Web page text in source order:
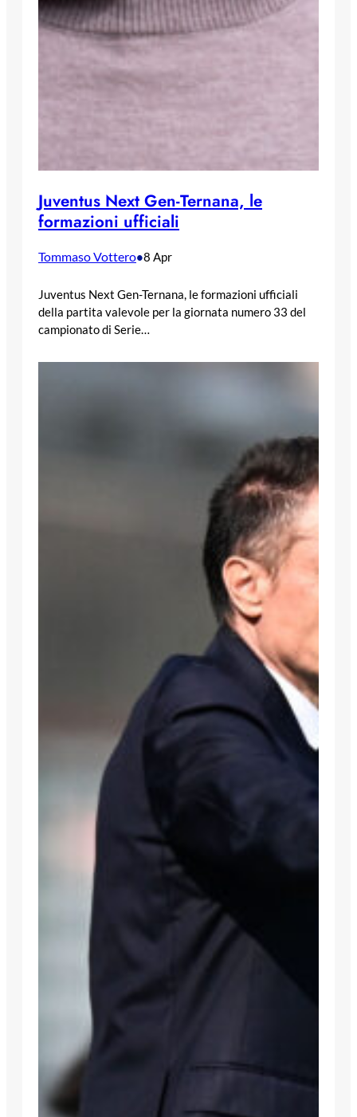
Juventus Next Gen-Ternana, le
formazioni ufficiali
Tommaso Vottero•8 Apr
Juventus Next Gen-Ternana, le formazioni ufficiali
della partita valevole per la giornata numero 33 del
campionato di Serie…